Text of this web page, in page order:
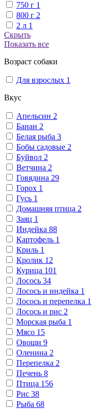
750 г 1
800 г 2
2 л 1
Скрыть
Показать все
Возраст собаки
Для взрослых 1
Вкус
Апельсин 2
Банан 2
Белая рыба 3
Бобы садовые 2
Буйвол 2
Ветчина 2
Говядина 29
Горох 1
Гусь 1
Домашняя птица 2
Заяц 1
Индейка 88
Картофель 1
Криль 1
Кролик 12
Курица 101
Лосось 34
Лосось и индейка 1
Лосось и перепелка 1
Лосось и рис 2
Морская рыба 1
Мясо 15
Овощи 9
Оленина 2
Перепелка 2
Печень 8
Птица 156
Рис 38
Рыба 68